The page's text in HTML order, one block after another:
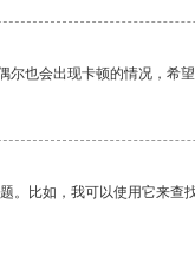
也会出现卡顿的情况，希望
。比如，我可以使用它来查